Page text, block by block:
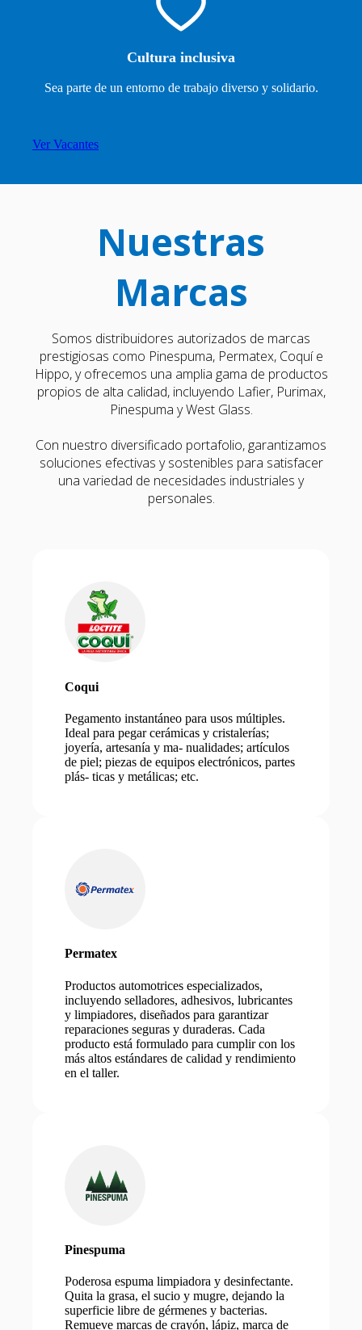
Cultura inclusiva
Sea parte de un entorno de trabajo diverso y solidario.
Ver Vacantes
Nuestras
Marcas
Somos distribuidores autorizados de marcas
prestigiosas como Pinespuma, Permatex, Coquí e
Hippo, y ofrecemos una amplia gama de productos
propios de alta calidad, incluyendo Lafier, Purimax,
Pinespuma y West Glass.
Con nuestro diversificado portafolio, garantizamos
soluciones efectivas y sostenibles para satisfacer
una variedad de necesidades industriales y
personales.
Coqui
Pegamento instantáneo para usos múltiples.
Ideal para pegar cerámicas y cristalerías;
joyería, artesanía y ma- nualidades; artículos
de piel; piezas de equipos electrónicos, partes
plás- ticas y metálicas; etc.
Permatex
Productos automotrices especializados,
incluyendo selladores, adhesivos, lubricantes
y limpiadores, diseñados para garantizar
reparaciones seguras y duraderas. Cada
producto está formulado para cumplir con los
más altos estándares de calidad y rendimiento
en el taller.
Pinespuma
Poderosa espuma limpiadora y desinfectante.
Quita la grasa, el sucio y mugre, dejando la
superficie libre de gérmenes y bacterias.
Remueve marcas de crayón, lápiz, marca de